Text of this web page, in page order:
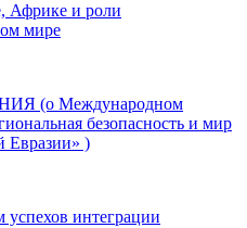
Африке и роли
мире
(о Международном
безопасность и мир
Евразии» )
интеграции